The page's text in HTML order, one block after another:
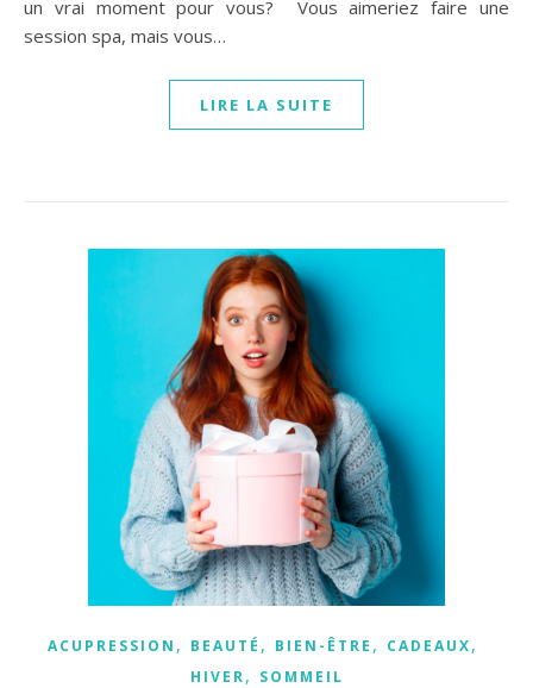
un vrai moment pour vous? Vous aimeriez faire une
session spa, mais vous…
LIRE LA SUITE
ACUPRESSION , BEAUTÉ , BIEN-ÊTRE , CADEAUX,
HIVER, SOMMEIL